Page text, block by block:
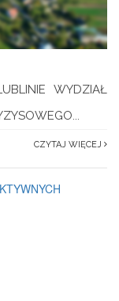
WYDZIAŁ
CZYTAJ WIĘCEJ